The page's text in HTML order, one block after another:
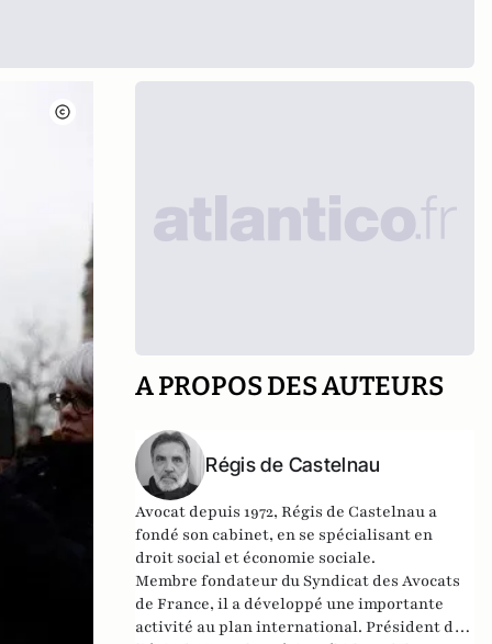
A PROPOS DES AUTEURS
Régis de Castelnau
Avocat depuis 1972, Régis de Castelnau a
fondé son cabinet, en se spécialisant en
droit social et économie sociale.
Membre fondateur du Syndicat des Avocats
de France, il a développé une importante
activité au plan international. Président de